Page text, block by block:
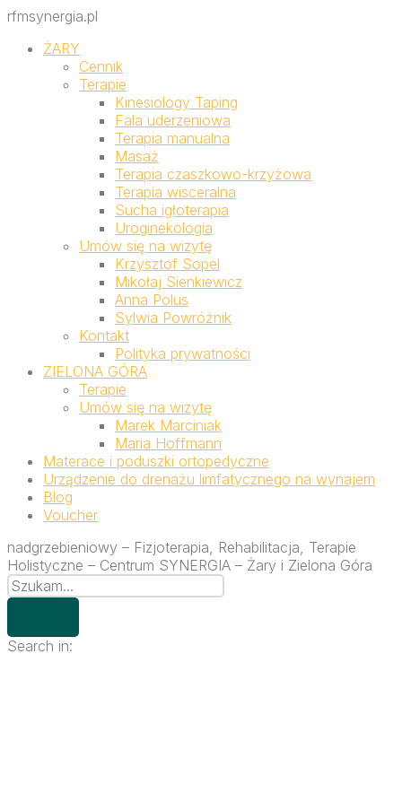
rfmsynergia.pl
ŻARY
Cennik
Terapie
Kinesiology Taping
Fala uderzeniowa
Terapia manualna
Masaż
Terapia czaszkowo-krzyżowa
Terapia wisceralna
Sucha igłoterapia
Uroginekologia
Umów się na wizytę
Krzysztof Sopel
Mikołaj Sienkiewicz
Anna Polus
Sylwia Powróżnik
Kontakt
Polityka prywatności
ZIELONA GÓRA
Terapie
Umów się na wizytę
Marek Marciniak
Maria Hoffmann
Materace i poduszki ortopedyczne
Urządzenie do drenażu limfatycznego na wynajem
Blog
Voucher
nadgrzebieniowy – Fizjoterapia, Rehabilitacja, Terapie
Holistyczne – Centrum SYNERGIA – Żary i Zielona Góra
Search in: